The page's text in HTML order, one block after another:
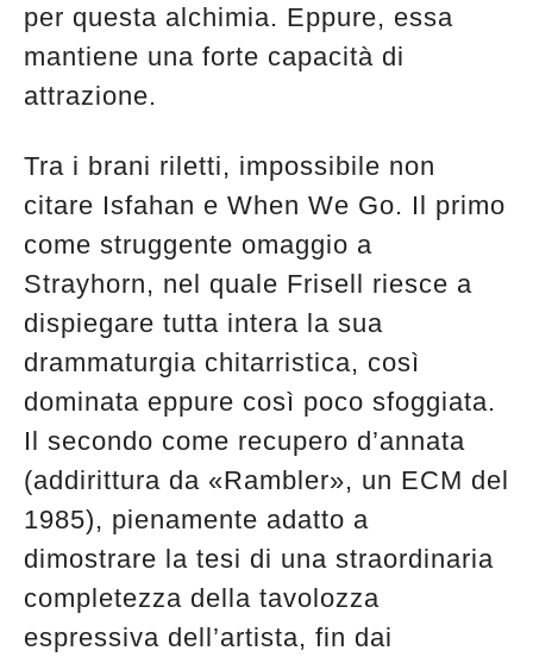
per questa alchimia. Eppure, essa
mantiene una forte capacità di
attrazione.
Tra i brani riletti, impossibile non
citare Isfahan e When We Go. Il primo
come struggente omaggio a
Strayhorn, nel quale Frisell riesce a
dispiegare tutta intera la sua
drammaturgia chitarristica, così
dominata eppure così poco sfoggiata.
Il secondo come recupero d’annata
(addirittura da «Rambler», un ECM del
1985), pienamente adatto a
dimostrare la tesi di una straordinaria
completezza della tavolozza
espressiva dell’artista, fin dai